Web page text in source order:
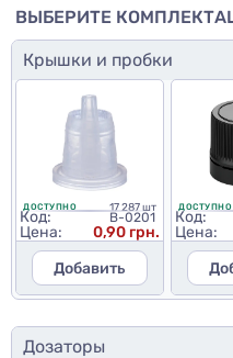
ВЫБЕРИТЕ
Крышки и пробки
ДОСТУПНО 17 287 шт
Код: B-0201
Цена:
0,90 грн.
Добавить
ДОСТУПНО
Код:
Цена:
Дозаторы